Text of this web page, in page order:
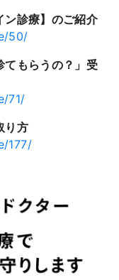
ン診療】のご紹介
50/
てもらうの？」受
71/
り方
177/